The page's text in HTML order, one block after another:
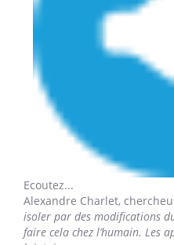
Ecoutez...
Alexandre Charlet,
isoler par des modifications
faire cela chez l’humain. Les